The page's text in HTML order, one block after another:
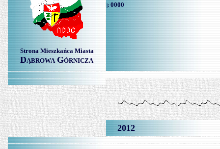
Strona Mieszkańca Miasta
DĄBROWA GÓRNICZA
|: 0000
2012